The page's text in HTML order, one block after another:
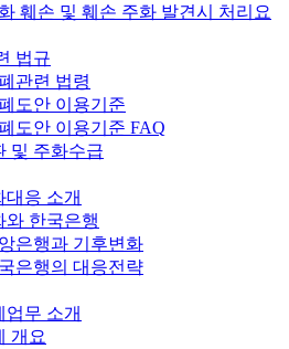
훼손 및 훼손 주화 발견시 처리요
법규
관련 법령
도안 이용기준
도안 이용기준 FAQ
및 주화수급
대응 소개
와 한국은행
은행과 기후변화
은행의 대응전략
업무 소개
개요